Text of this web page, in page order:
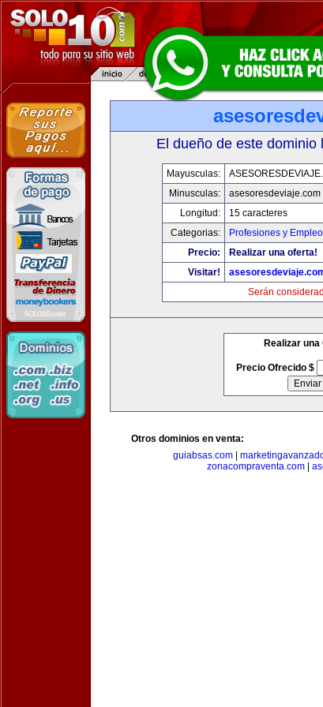
El dueño de este dominio
Mayusculas:
Minusculas:
asesoresdeviaje.com
Longitud:
15 caracteres
Categorias:
Profesiones y Empleo
Precio:
Realizar una oferta!
Visitar!
Serán
Realizar una
Precio Ofrecido $
Otros dominios en venta:
guiabsas.com
zonacompraventa.com|